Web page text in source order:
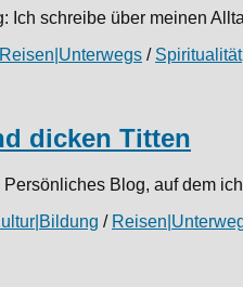
Ich schreibe über meinen
Reisen|Unterwegs / Spiritualität
dicken Titten
Persönliches Blog, auf dem
/